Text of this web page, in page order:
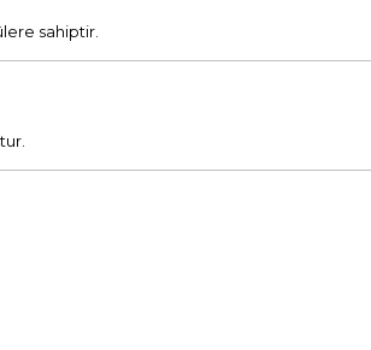
sahiptir.